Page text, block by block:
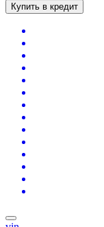
Купить в кредит